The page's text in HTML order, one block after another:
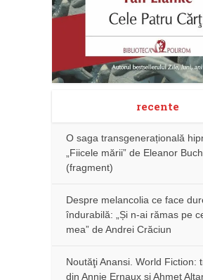
recente
O saga transgenerațională
„Fiicele mării” de Eleanor
(fragment)
Despre melancolia ce face
îndurabilă: „Și n-ai rămas pe
mea” de Andrei Crăciun
Noutăţi Anansi. World Fiction:
din Annie Ernaux și Ahmet